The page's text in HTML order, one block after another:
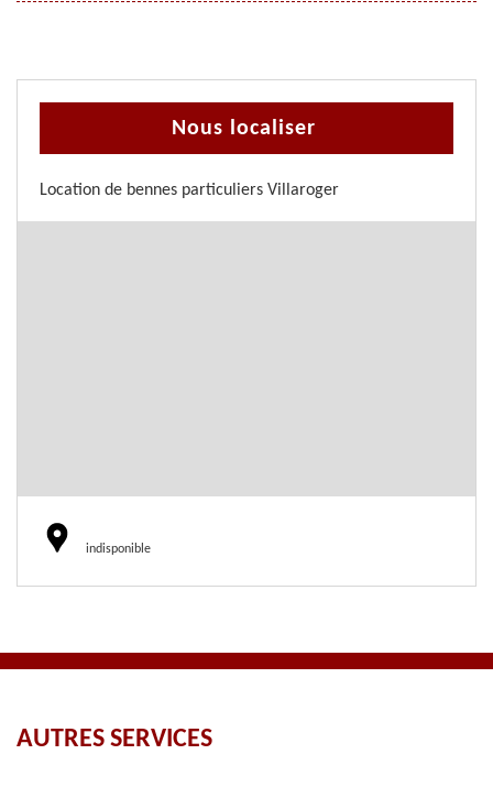
Nous localiser
Location de bennes particuliers Villaroger
indisponible
AUTRES SERVICES